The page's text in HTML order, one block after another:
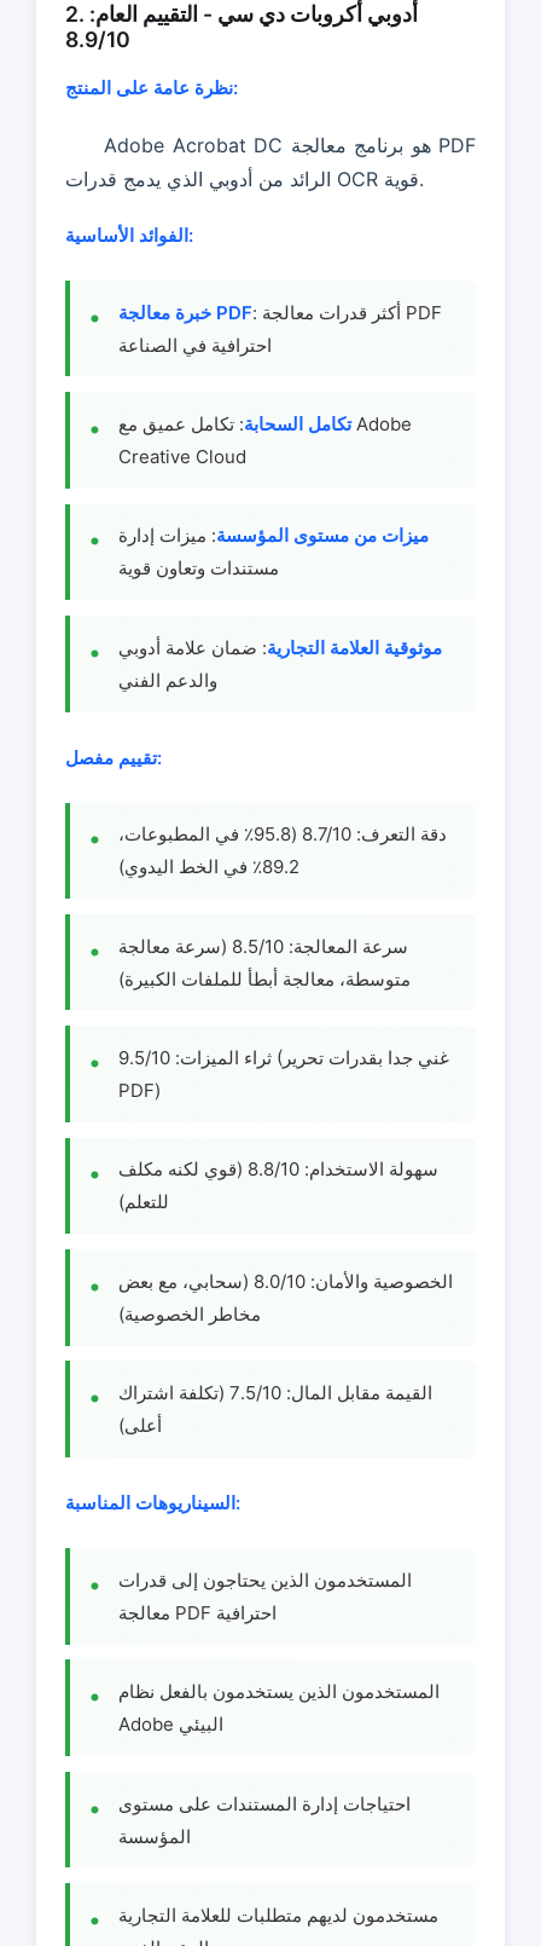
2. أدوبي أكروبات دي سي - التقييم العام:
8.9/10
نظرة عامة على المنتج:
Adobe Acrobat DC هو برنامج معالجة PDF
الرائد من أدوبي الذي يدمج قدرات OCR قوية.
الفوائد الأساسية:
خبرة معالجة PDF: أكثر قدرات معالجة PDF
احترافية في الصناعة
تكامل السحابة: تكامل عميق مع Adobe
Creative Cloud
ميزات من مستوى المؤسسة: ميزات إدارة
مستندات وتعاون قوية
موثوقية العلامة التجارية: ضمان علامة أدوبي
والدعم الفني
تقييم مفصل:
دقة التعرف: 8.7/10 (95.8٪ في المطبوعات،
89.2٪ في الخط اليدوي)
سرعة المعالجة: 8.5/10 (سرعة معالجة
متوسطة، معالجة أبطأ للملفات الكبيرة)
ثراء الميزات: 9.5/10 (غني جدا بقدرات تحرير
PDF)
سهولة الاستخدام: 8.8/10 (قوي لكنه مكلف
للتعلم)
الخصوصية والأمان: 8.0/10 (سحابي، مع بعض
مخاطر الخصوصية)
القيمة مقابل المال: 7.5/10 (تكلفة اشتراك
أعلى)
السيناريوهات المناسبة:
المستخدمون الذين يحتاجون إلى قدرات
معالجة PDF احترافية
المستخدمون الذين يستخدمون بالفعل نظام
Adobe البيئي
احتياجات إدارة المستندات على مستوى
المؤسسة
مستخدمون لديهم متطلبات للعلامة التجارية